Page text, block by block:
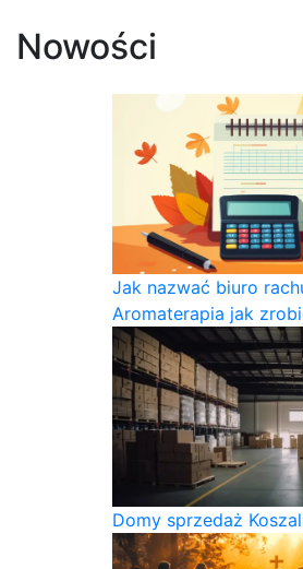
Nowości
Jak nazwać biuro
Aromaterapia jak
Domy sprzedaż